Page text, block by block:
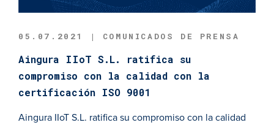
05.07.2021 | COMUNICADOS DE PRENSA
Aingura IIoT S.L. ratifica su
compromiso con la calidad con la
certificación ISO 9001
Aingura IIoT S.L. ratifica su compromiso con la calidad